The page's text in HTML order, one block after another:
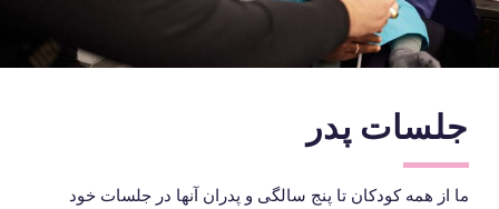
جلسات پدر
ما از همه کودکان تا پنج سالگی و پدران آنها در جلسات خود